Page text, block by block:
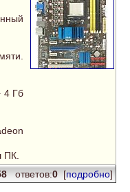
4 Гб
ПК.
ответов:0 [подробно]